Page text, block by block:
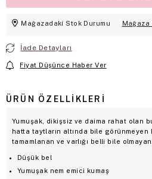
Mağazadaki Stok Durumu Mağaza
İade Detayları
Fiyat Düşünce Haber Ver
ÜRÜN ÖZELLIKLERI
Yumuşak, dikişsiz ve daima rahat olan
hatta taytların altında bile görünmeyen
tamamlanan ve varlığı belli bile
Düşük bel
Yumuşak nem emici kumaş